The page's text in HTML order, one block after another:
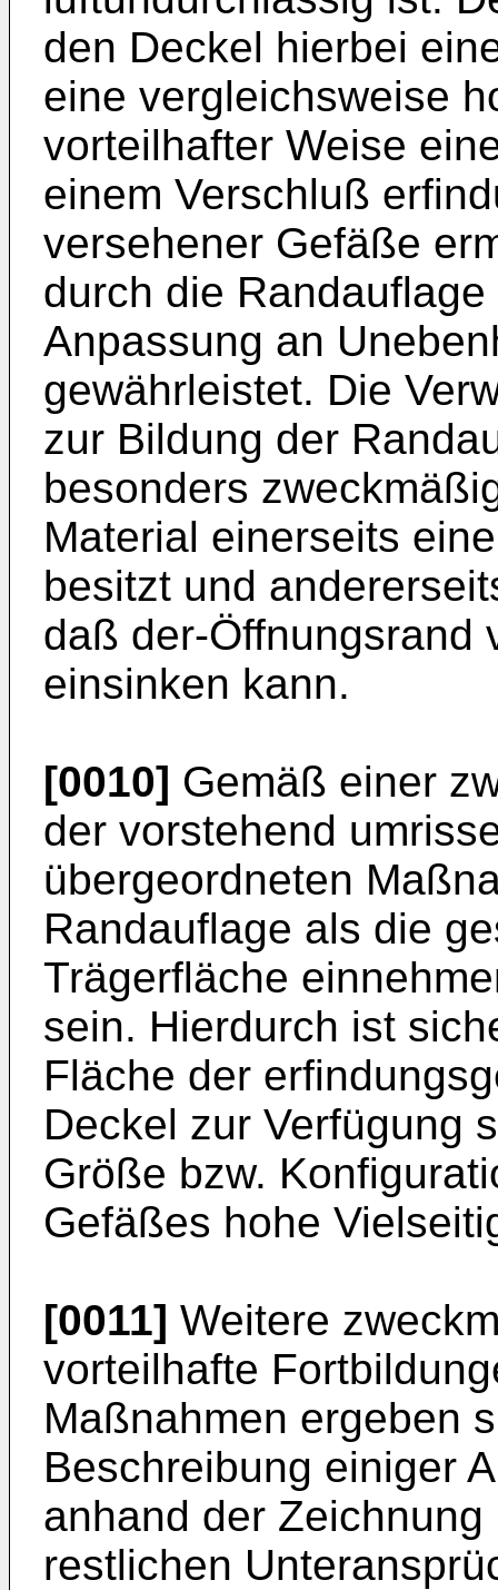
den Deckel hierbei
eine vergleichsweise
vorteilhafter Weise
einem Verschluß
versehener Gefäße
durch die
Anpassung an
gewährleistet. Die
zur Bildung der
besonders
Material einerseits
besitzt und
daß der-Öffnungsrand
einsinken kann.
[0010] Gemäß einer
der vorstehend
übergeordneten
Randauflage als die
Trägerfläche
sein. Hierdurch ist
Fläche der
Deckel zur Verfügung
Größe bzw.
Gefäßes hohe
[0011] Weitere
vorteilhafte
Maßnahmen ergeben
Beschreibung einiger
anhand der
restlichen